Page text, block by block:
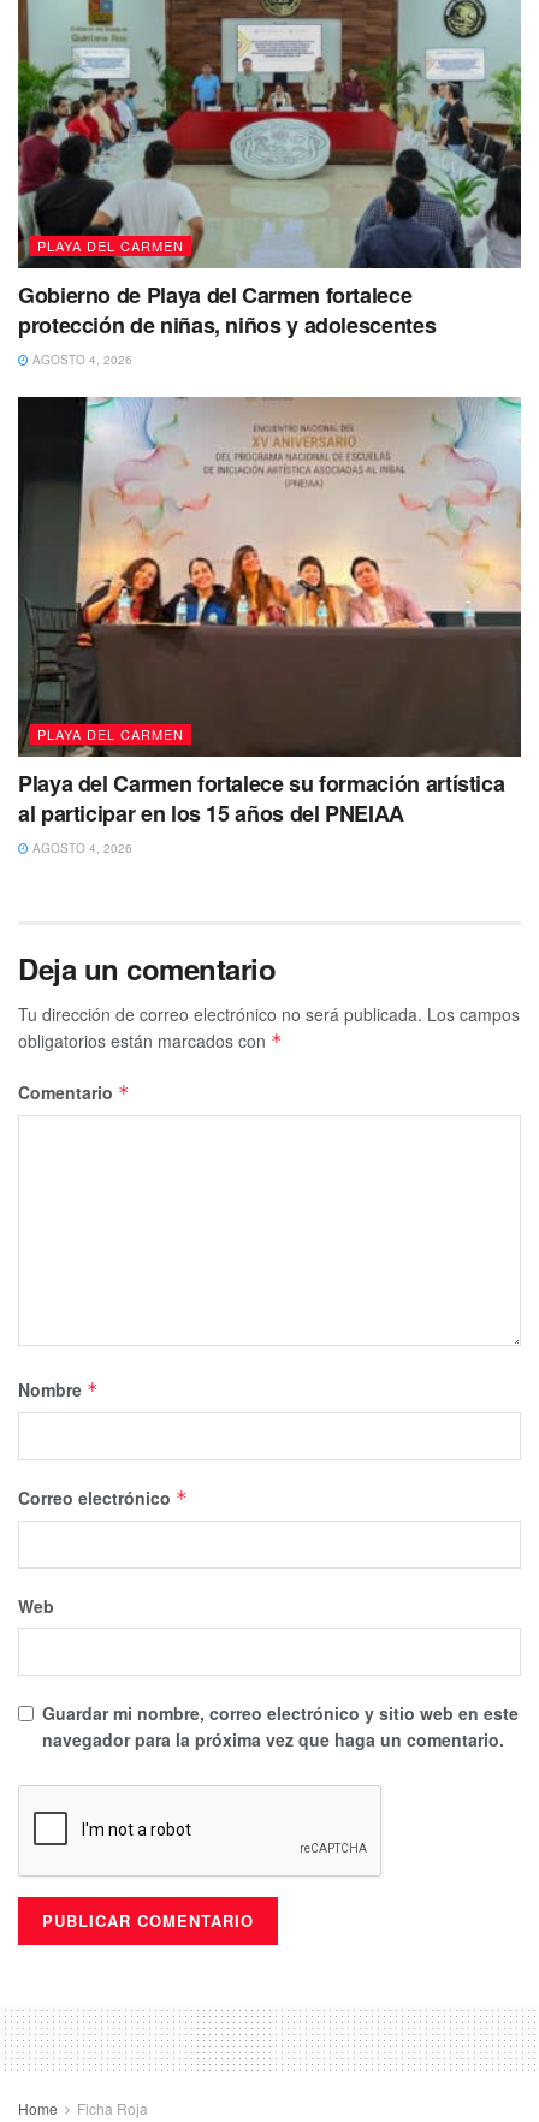
una grúa y movilizar la unidad siniestrada al corralón.
Puedes volver a Leer
PLAYA DEL CARMEN
Gobierno de Playa del Carmen fortalece
protección de niñas, niños y adolescentes
AGOSTO 4, 2026
PLAYA DEL CARMEN
Playa del Carmen fortalece su formación artística
al participar en los 15 años del PNEIAA
AGOSTO 4, 2026
Deja un comentario
Tu dirección de correo electrónico no será publicada. Los campos
obligatorios están marcados con *
Comentario *
Nombre *
Correo electrónico *
Web
Guardar mi nombre, correo electrónico y sitio web en este
navegador para la próxima vez que haga un comentario.
Home Ficha Roja